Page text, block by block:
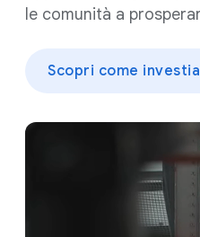
le comunità a
Scopri come